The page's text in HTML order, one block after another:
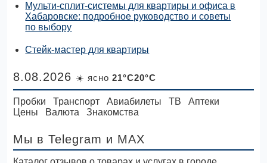
Мульти-сплит-системы для квартиры и офиса в
Хабаровске: подробное руководство и советы
по выбору
Стейк-мастер для квартиры
8.08.2026 ☀️ ясно21°C20°C
Пробки Транспорт Авиабилеты ТВ
Аптеки
Цены
Валюта Знакомства
Мы в Telegram и MAX